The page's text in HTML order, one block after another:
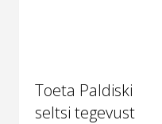
Toeta Paldiski
seltsi tegevust